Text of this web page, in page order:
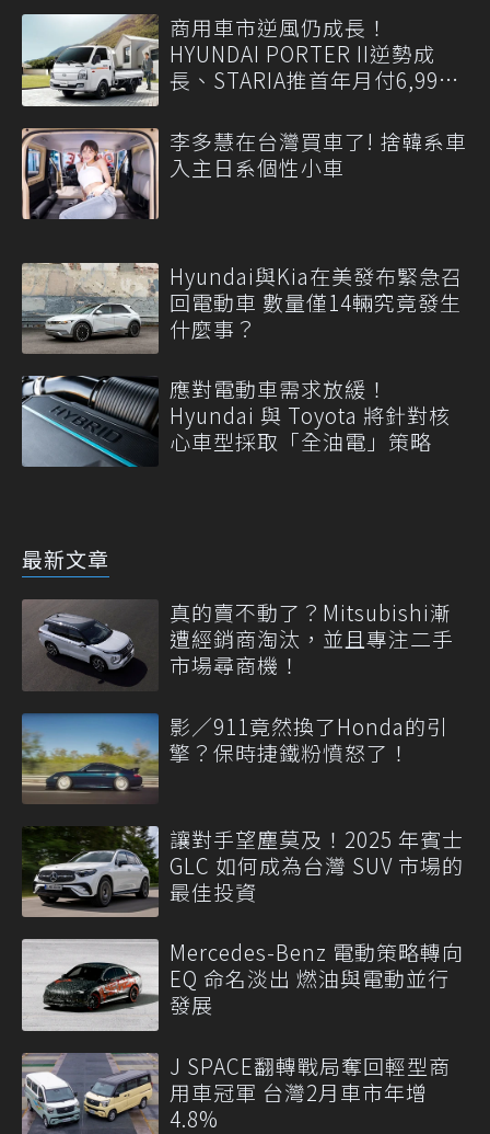
商用車市逆風仍成長！
HYUNDAI PORTER II逆勢成
長、STARIA推首年月付6,999
李多慧在台灣買車了! 捨韓系車
入主日系個性小車
Hyundai與Kia在美發布緊急召
回電動車 數量僅14輛究竟發生
什麼事？
應對電動車需求放緩！
Hyundai 與 Toyota 將針對核
心車型採取「全油電」策略
最新文章
真的賣不動了？Mitsubishi漸
遭經銷商淘汰，並且專注二手
市場尋商機！
影／911竟然換了Honda的引
擎？保時捷鐵粉憤怒了！
讓對手望塵莫及！2025 年賓士
GLC 如何成為台灣 SUV 市場的
最佳投資
Mercedes-Benz 電動策略轉向
EQ 命名淡出 燃油與電動並行
發展
J SPACE翻轉戰局奪回輕型商
用車冠軍 台灣2月車市年增
4.8%